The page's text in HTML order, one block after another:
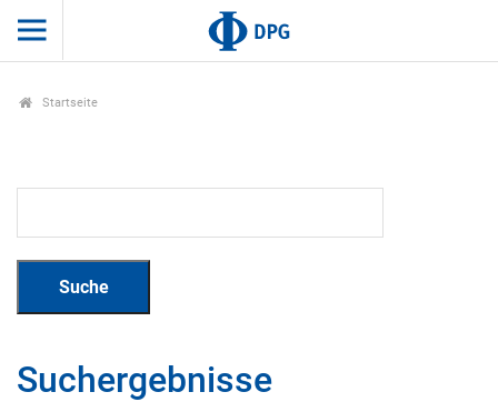
Startseite
Suchergebnisse